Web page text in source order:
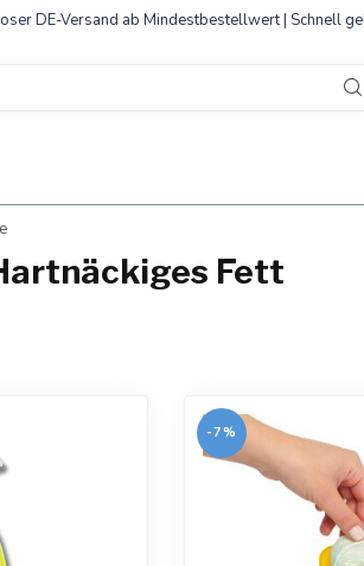
DE-Versand ab Mindestbestellwert | Schnell
Fett
-7%